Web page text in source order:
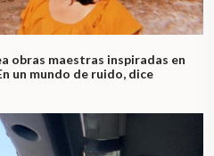
obras maestras inspiradas en
un mundo de ruido, dice